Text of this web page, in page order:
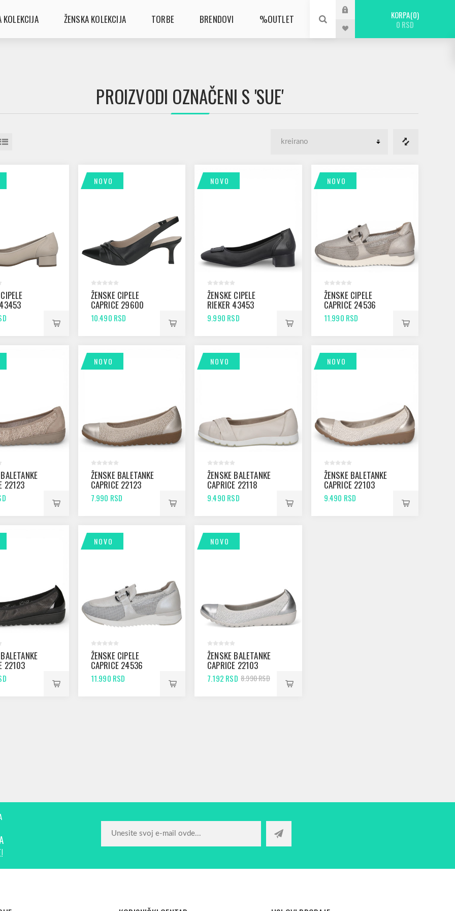
KOLEKCIJA ŽENSKA KOLEKCIJA TORBE BRENDOVI %OUTLET KORPA 0
0 RSD
PROIZVODI OZNAČENI S 'SUE'
NOVO
ŽENSKE CIPELE
CAPRICE 29600
BLACK NAPPA
10.490 RSD
NOVO
ŽENSKE CIPELE
RIEKER 43453
BLACK
9.990 RSD
NOVO
ŽENSKE CIPELE
CAPRICE 24536
GREY COMB
11.990 RSD
22123
NOVO
ŽENSKE BALETANKE
CAPRICE 22123
OFFWHITE COMB
7.990 RSD
NOVO
ŽENSKE BALETANKE
CAPRICE 22118
OFFWHITE NAPPA
9.490 RSD
NOVO
ŽENSKE BALETANKE
CAPRICE 22103
VANILLA COMB
9.490 RSD
22103
NOVO
ŽENSKE CIPELE
CAPRICE 24536
PEARL COMB
11.990 RSD
NOVO
ŽENSKE BALETANKE
CAPRICE 22103
WHITE/SILVER
7.192 RSD 8.990 RSD